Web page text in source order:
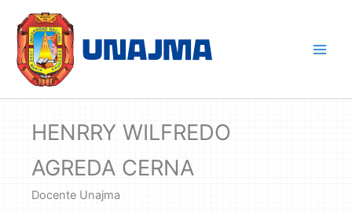
content
HENRRY WILFREDO
AGREDA CERNA
Docente Unajma